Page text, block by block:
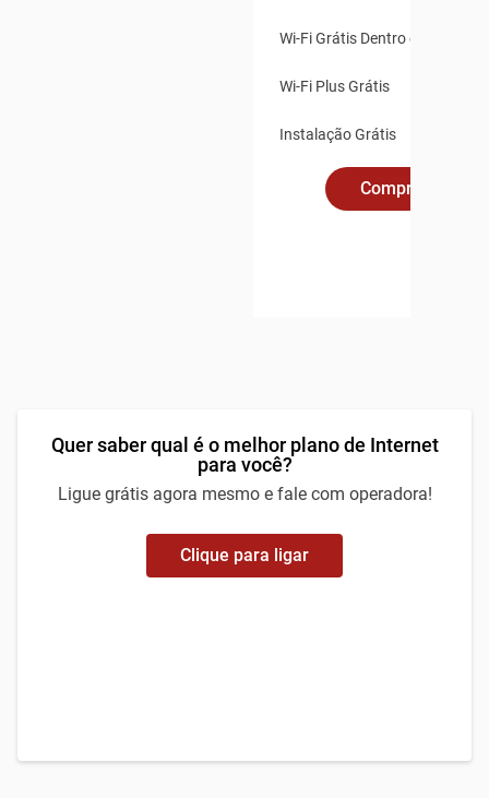
Wi-Fi Grátis Dentro e Fora de
Wi-Fi Plus Grátis
Instalação Grátis
Compre Online
Quer saber qual é o melhor plano de Internet
para você?
Ligue grátis agora mesmo e fale com operadora!
Clique para ligar